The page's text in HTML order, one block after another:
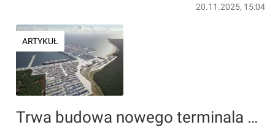
20.11.2025, 15:04
ARTYKUŁ
Trwa budowa nowego terminala dla Baltic Hub w Gdańsku. Inwestycja jest warta 450 mln euro [FILMY + WIZUALIZACJE]